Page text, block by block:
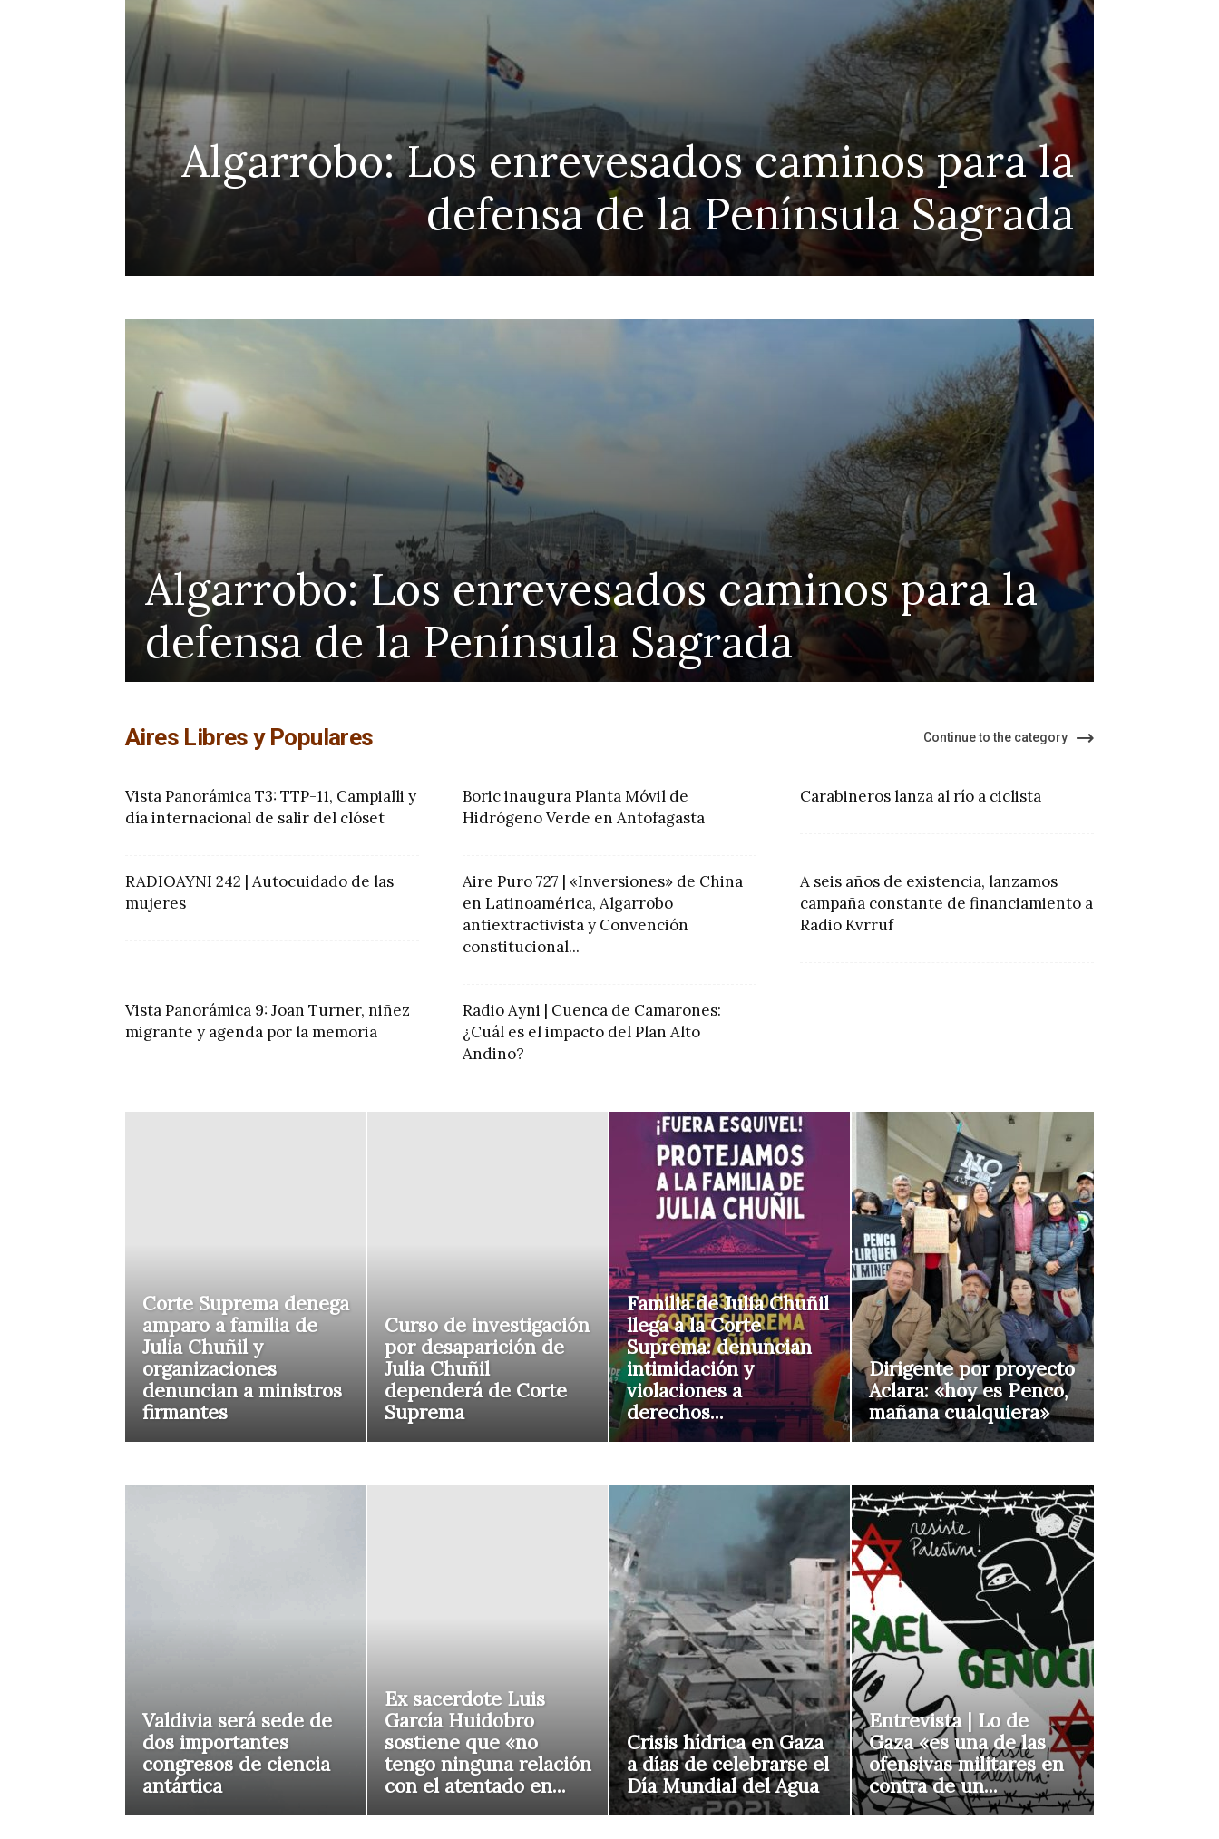
Algarrobo: Los enrevesados caminos para la
defensa de la Península Sagrada
Continue to the category
Algarrobo: Los enrevesados caminos para la
defensa de la Península Sagrada
Aires Libres y Populares Continue to the category
Vista Panorámica T3: TTP-11, Campialli y
día internacional de salir del clóset
Boric inaugura Planta Móvil de
Hidrógeno Verde en Antofagasta
Carabineros lanza al río a ciclista
RADIOAYNI 242 | Autocuidado de las
mujeres
Aire Puro 727 | «Inversiones» de China
en Latinoamérica, Algarrobo
antiextractivista y Convención
constitucional...
A seis años de existencia, lanzamos
campaña constante de financiamiento a
Radio Kvrruf
Vista Panorámica 9: Joan Turner, niñez
migrante y agenda por la memoria
Radio Ayni | Cuenca de Camarones:
¿Cuál es el impacto del Plan Alto
Andino?
Corte Suprema denega
amparo a familia de
Julia Chuñil y
organizaciones
denuncian a ministros
firmantes
Curso de investigación
por desaparición de
Julia Chuñil
dependerá de Corte
Suprema
Familia de Julia Chuñil
llega a la Corte
Suprema: denuncian
intimidación y
violaciones a
derechos...
Dirigente por proyecto
Aclara: «hoy es Penco,
mañana cualquiera»
Valdivia será sede de
dos importantes
congresos de ciencia
antártica
Ex sacerdote Luis
García Huidobro
sostiene que «no
tengo ninguna relación
con el atentado en...
Crisis hídrica en Gaza
a días de celebrarse el
Día Mundial del Agua
Entrevista | Lo de
Gaza «es una de las
ofensivas militares en
contra de un...